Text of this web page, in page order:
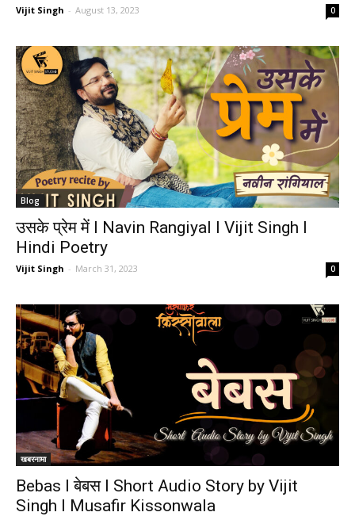
Vijit Singh - August 13, 2023 0
Blog
उसके प्रेम में I Navin Rangiyal I Vijit Singh I
Hindi Poetry
Vijit Singh - March 31, 2023 0
खबरनामा
Bebas I बेबस I Short Audio Story by Vijit
Singh I Musafir Kissonwala